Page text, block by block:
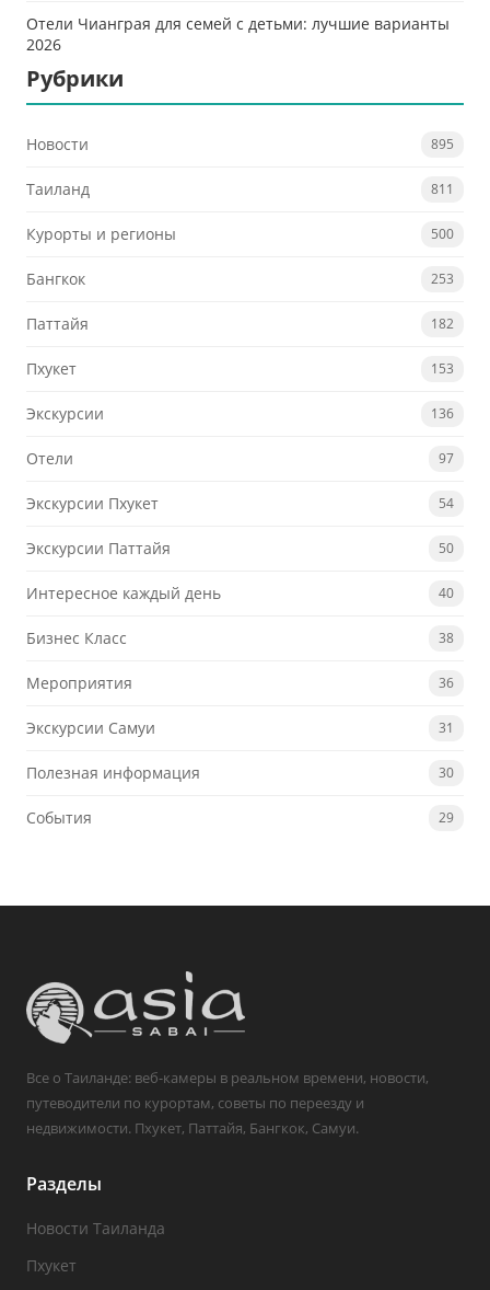
Отели Чианграя для семей с детьми: лучшие варианты
2026
Рубрики
Новости 895
Таиланд 811
Курорты и регионы 500
Бангкок 253
Паттайя 182
Пхукет 153
Экскурсии 136
Отели 97
Экскурсии Пхукет 54
Экскурсии Паттайя 50
Интересное каждый день 40
Бизнес Класс 38
Мероприятия 36
Экскурсии Самуи 31
Полезная информация 30
События 29
Все о Таиланде: веб-камеры в реальном времени, новости,
путеводители по курортам, советы по переезду и
недвижимости. Пхукет, Паттайя, Бангкок, Самуи.
Разделы
Новости Таиланда
Пхукет